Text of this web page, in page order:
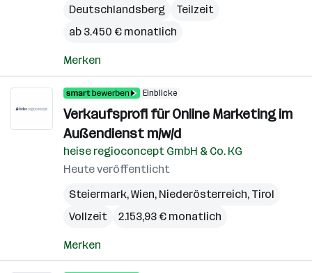
Deutschlandsberg
Teilzeit
ab 3.450 € monatlich
Merken
Einblicke
Verkaufsprofi für Online Marketing im
Außendienst m/w/d
heise regioconcept GmbH & Co. KG
Heute veröffentlicht
Steiermark,Wien, Niederösterreich, Tirol
Vollzeit
2.153,93 € monatlich
Merken